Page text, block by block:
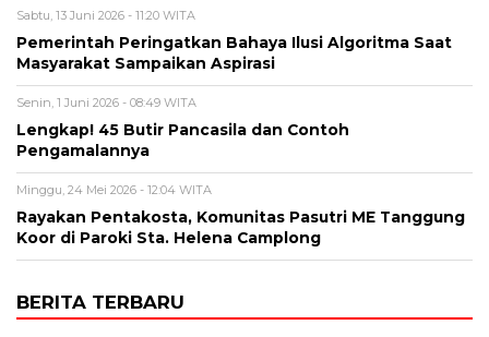
Sabtu, 13 Juni 2026 - 11:20 WITA
Pemerintah Peringatkan Bahaya Ilusi Algoritma Saat
Masyarakat Sampaikan Aspirasi
Senin, 1 Juni 2026 - 08:49 WITA
Lengkap! 45 Butir Pancasila dan Contoh
Pengamalannya
Minggu, 24 Mei 2026 - 12:04 WITA
Rayakan Pentakosta, Komunitas Pasutri ME Tanggung
Koor di Paroki Sta. Helena Camplong
BERITA TERBARU